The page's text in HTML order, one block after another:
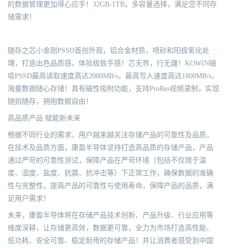
的数据管理更加得心应手！32GB-1TB，多容量选择，满足您不同存
储需求！
随存之芯小金刚PSSD首创外观，铝合金材质，喷砂和阳极氧化处
理，打造出色品质感，体验极致手感！芯无界，行无疆！KOWIN磁
吸PSSD最高读取速度高达2000MB/s，最高写入速度高达1800MB/s，
海量数据随心存储！具有磁性吸附功能，支持ProRes视频录制，实现
随拍随存，拥抱数据自由！
高品质产品 赋能新未来
根据不同行业的需求，用户越来越关注存储产品的可靠性及品质，
在技术及品质方面，康盈半导体坚持打造高品质的存储产品，产品
通过严苛的可靠性测试，保障产品在严苛环境（包括不仅限于温
度、湿度、盐度、抗震、抗冲击等）下正常工作，确保数据的准确
性与完整性，提高产品的可靠性与使用寿命，保障产品的品质，满
足用户需求！
未来，康盈半导体将在存储产品技术创新、产品升级、行业应用等
维度深耕，让存储更高效，数据更可靠，全力为市场打造高性能、
低功耗、安全可靠、稳定耐用的存储产品！并让消费者感受到中国